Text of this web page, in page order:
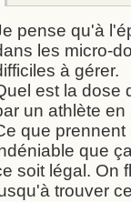
pense qu'à
les micro-
à gérer.
est la dose
un athlète en
que
que
soit légal. On
trouver